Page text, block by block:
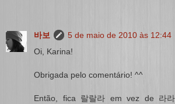
바보
5 de maio de 2010 às 12:44
Oi, Karina!
Obrigada pelo comentário! ^^
Então, fica 랄랄라 em vez de 라